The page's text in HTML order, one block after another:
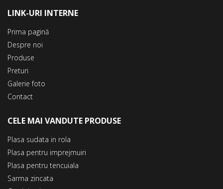
LINK-URI INTERNE
Prima pagină
Despre noi
Produse
Preturi
Galerie foto
Contact
CELE MAI VANDUTE PRODUSE
Plasa sudata in rola
Plasa pentru imprejmuiri
Plasa pentru tencuiala
Sarma zincata